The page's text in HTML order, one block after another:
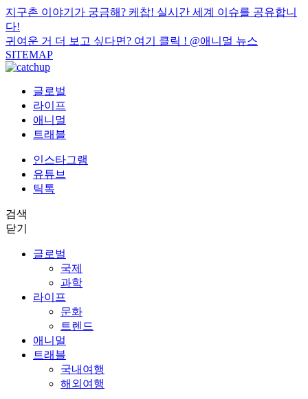
지구촌 이야기가 궁금해? 케찹! 실시간 세계 이슈를 공유합니
다!
귀여운 거 더 보고 싶다면? 여기 클릭 ! @애니멀 뉴스
SITEMAP
글로벌
라이프
애니멀
트래블
인스타그램
유튜브
틱톡
검색
닫기
글로벌
국제
과학
라이프
문화
트렌드
애니멀
트래블
국내여행
해외여행